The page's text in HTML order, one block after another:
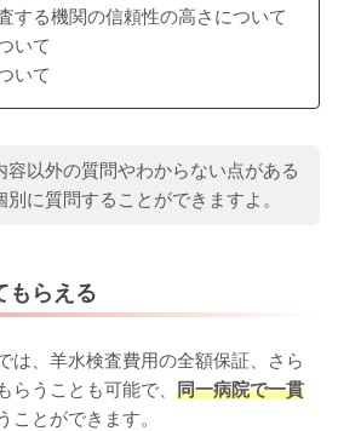
する機関の信頼性の高さについて
いて
いて
容以外の質問やわからない点がある
別に質問することができますよ。
もらえる
は、羊水検査費用の全額保証、さら
らうことも可能で、 同一病院で一貫
ことができます。